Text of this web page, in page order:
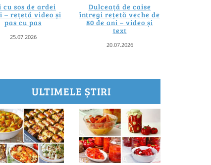
cu sos de ardei
– rețetă video și
pas cu pas
25.07.2026
Dulceață de caise
întregi rețetă veche de
80 de ani – video și
text
20.07.2026
ULTIMELE ȘTIRI